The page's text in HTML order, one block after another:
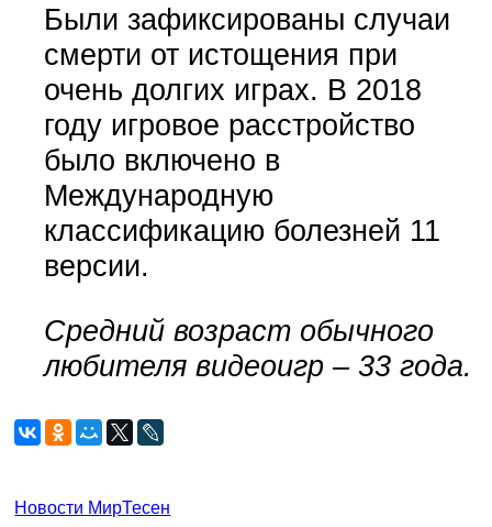
Были зафиксированы случаи
смерти от истощения при
очень долгих играх. В 2018
году игровое расстройство
было включено в
Международную
классификацию болезней 11
версии.
Средний возраст обычного
любителя видеоигр – 33 года.
Новости МирТесен